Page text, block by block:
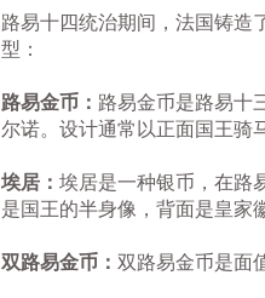
路易十四统治期间，法国铸造
型：
路易金币： 路易金币是路易十
尔诺。设计通常以正面国王骑
埃居： 埃居是一种银币，在路
是国王的半身像，背面是皇家
双路易金币： 双路易金币是面